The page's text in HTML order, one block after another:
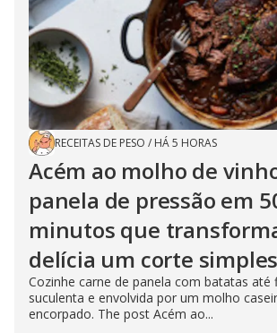
RECEITAS DE PESO / HÁ 5 HORAS
Acém ao molho de
panela de pressão em
minutos que
delícia um corte simples
Cozinhe carne de panela com batatas até
suculenta e envolvida por um molho
encorpado. The post Acém ao...